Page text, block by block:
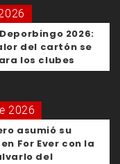
2026:
del cartón se
los clubes
2026
asumió su
For Ever con la
del